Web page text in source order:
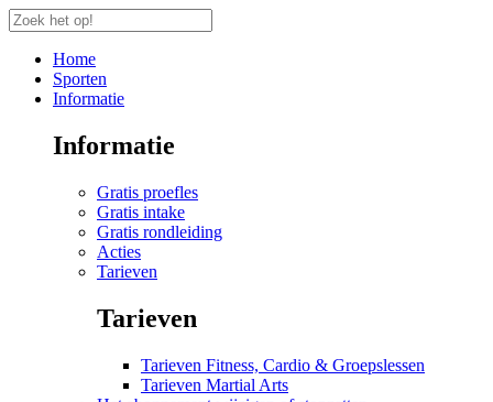
Home
Sporten
Informatie
Informatie
Gratis proefles
Gratis intake
Gratis rondleiding
Acties
Tarieven
Tarieven
Tarieven Fitness, Cardio & Groepslessen
Tarieven Martial Arts